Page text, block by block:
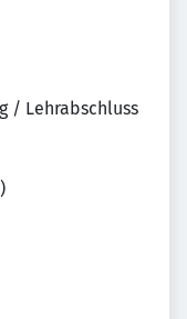
/ Lehrabschluss